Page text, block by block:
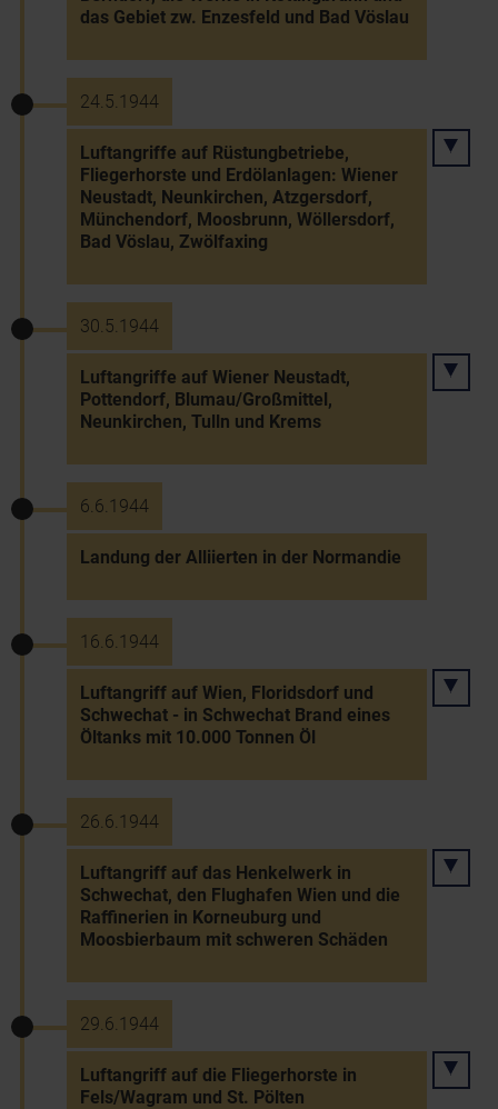
das Gebiet zw. Enzesfeld und Bad Vöslau
24.5.1944
Luftangriffe auf Rüstungbetriebe,
Fliegerhorste und Erdölanlagen: Wiener
Neustadt, Neunkirchen, Atzgersdorf,
Münchendorf, Moosbrunn, Wöllersdorf,
Bad Vöslau, Zwölfaxing
30.5.1944
Luftangriffe auf Wiener Neustadt,
Pottendorf, Blumau/Großmittel,
Neunkirchen, Tulln und Krems
6.6.1944
Landung der Alliierten in der Normandie
16.6.1944
Luftangriff auf Wien, Floridsdorf und
Schwechat - in Schwechat Brand eines
Öltanks mit 10.000 Tonnen Öl
26.6.1944
Luftangriff auf das Henkelwerk in
Schwechat, den Flughafen Wien und die
Raffinerien in Korneuburg und
Moosbierbaum mit schweren Schäden
29.6.1944
Luftangriff auf die Fliegerhorste in
Fels/Wagram und St. Pölten